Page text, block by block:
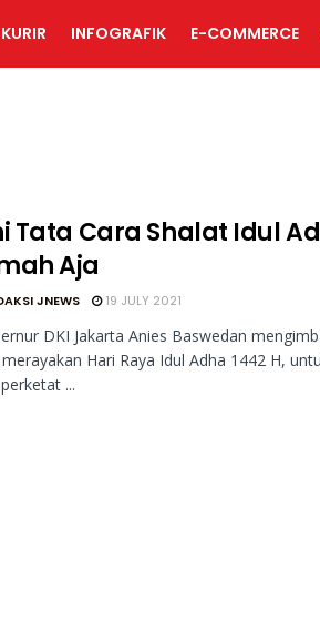
INFOGRAFIK E-COMMERCE
Tata Cara Shalat Idul
Aja
JNEWS 19 JULY 2021
DKI Jakarta Anies Baswedan
Hari Raya Idul Adha 1442 H,
...